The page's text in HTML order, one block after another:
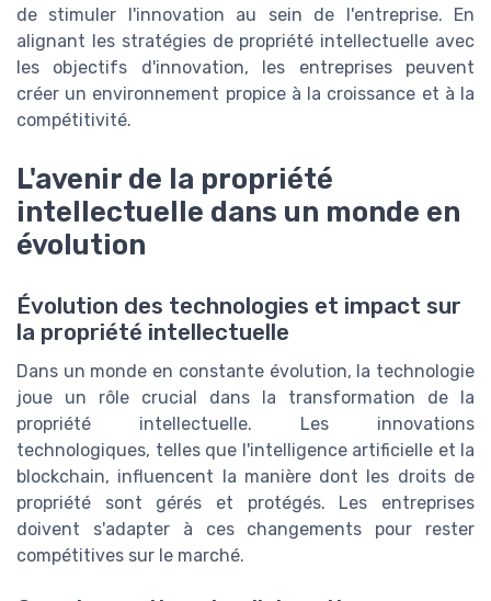
de stimuler l'innovation au sein de l'entreprise. En
alignant les stratégies de propriété intellectuelle avec
les objectifs d'innovation, les entreprises peuvent
créer un environnement propice à la croissance et à la
compétitivité.
L'avenir de la propriété
intellectuelle dans un monde en
évolution
Évolution des technologies et impact sur
la propriété intellectuelle
Dans un monde en constante évolution, la technologie
joue un rôle crucial dans la transformation de la
propriété intellectuelle. Les innovations
technologiques, telles que l'intelligence artificielle et la
blockchain, influencent la manière dont les droits de
propriété sont gérés et protégés. Les entreprises
doivent s'adapter à ces changements pour rester
compétitives sur le marché.